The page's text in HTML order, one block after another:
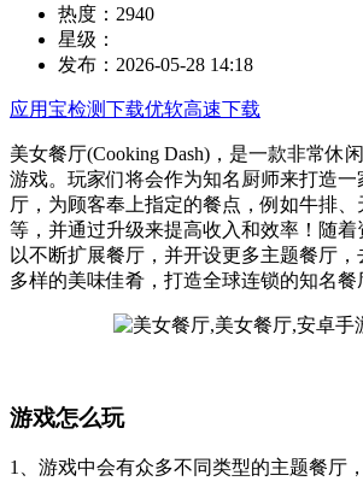
热度： 2940
星级：
发布： 2026-05-28 14:18
应用宝检测下载优软高速下载
美女餐厅(Cooking Dash)，是一款非常休
游戏。玩家们将会作为知名厨师来打造
厅，为顾客奉上指定的餐点，例如牛排
等，并通过升级来提高收入和效率！随
以不断扩展餐厅，并开设更多主题餐厅
多样的美味佳肴，打造全球连锁的知名餐
游戏怎么玩
1、游戏中会有众多不同类型的主题餐厅